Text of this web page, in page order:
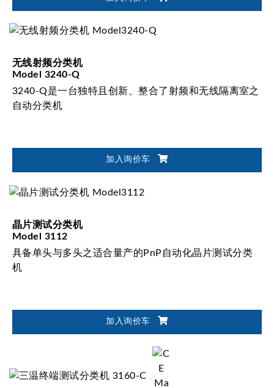
无线射频分类机
Model 3240-Q
3240-Q是一台独特且创新、整合了射频和无线隔离室之
自动分类机
加入询价车
晶片测试分类机
Model 3112
具备单头与多头之适合量产的PnP自动化晶片测试分类
机
加入询价车